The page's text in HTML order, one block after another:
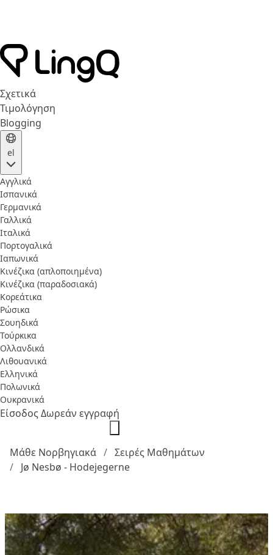
Σχετικά
Τιμολόγηση
Blogging
el
Αγγλικά
Ισπανικά
Γερμανικά
Γαλλικά
Ιταλικά
Πορτογαλικά
Ιαπωνικά
Κινέζικα (απλοποιημένα)
Κινέζικα (παραδοσιακά)
Κορεάτικα
Ρώσικα
Σουηδικά
Τούρκικα
Ολλανδικά
Λιθουανικά
Ελληνικά
Πολωνικά
Ουκρανικά
ΕίσοδοςΔωρεάν εγγραφή
Μάθε Νορβηγιακά
Σειρές Μαθημάτων
Jø Nesbø - Hodejegerne